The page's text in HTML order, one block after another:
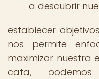
a descubrir
establecer
nos permite
maximizar nuestra
cata, podemos